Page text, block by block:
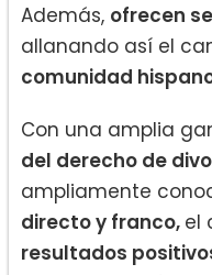
Además, ofrecen
allanando así el
comunidad
Con una amplia
del derecho de
ampliamente
directo y franco, el
resultados